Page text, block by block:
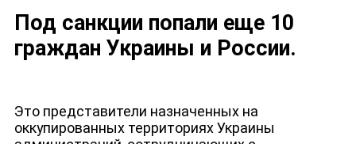
НОВОСТИ
Под санкции попали еще 10
граждан Украины и России.
Это представители назначенных на
оккупированных территориях Украины